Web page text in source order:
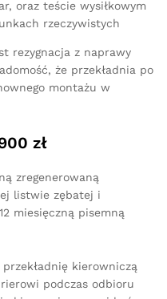
oraz teście wysiłkowym
rzeczywistych
rezygnacja z naprawy
że przekładnia po
montażu w
zł
zregenerowaną
listwie zębatej i
miesięczną pisemną
kierowniczą
podczas odbioru